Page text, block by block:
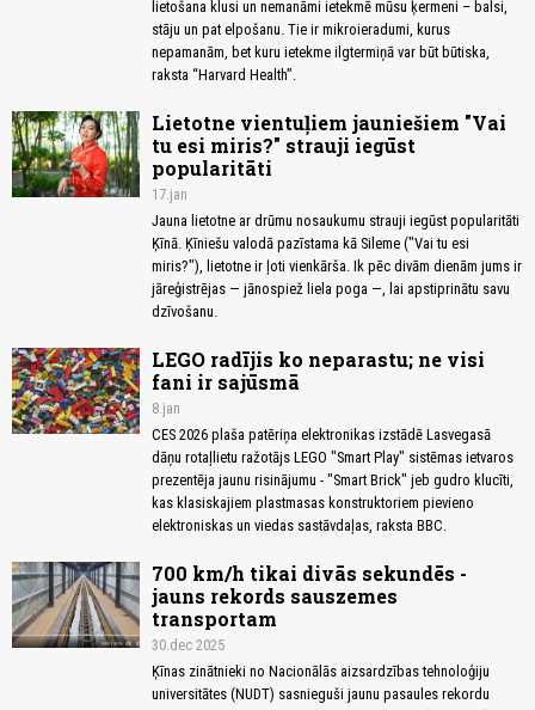
lietošana klusi un nemanāmi ietekmē mūsu ķermeni – balsi,
stāju un pat elpošanu. Tie ir mikroieradumi, kurus
nepamanām, bet kuru ietekme ilgtermiņā var būt būtiska,
raksta “Harvard Health”.
Lietotne vientuļiem jauniešiem "Vai
tu esi miris?" strauji iegūst
popularitāti
17.jan
Jauna lietotne ar drūmu nosaukumu strauji iegūst popularitāti
Ķīnā. Ķīniešu valodā pazīstama kā Sileme ("Vai tu esi
miris?"), lietotne ir ļoti vienkārša. Ik pēc divām dienām jums ir
jāreģistrējas — jānospiež liela poga —, lai apstiprinātu savu
dzīvošanu.
LEGO radījis ko neparastu; ne visi
fani ir sajūsmā
8.jan
CES 2026 plaša patēriņa elektronikas izstādē Lasvegasā
dāņu rotaļlietu ražotājs LEGO "Smart Play" sistēmas ietvaros
prezentēja jaunu risinājumu - "Smart Brick" jeb gudro klucīti,
kas klasiskajiem plastmasas konstruktoriem pievieno
elektroniskas un viedas sastāvdaļas, raksta BBC.
700 km/h tikai divās sekundēs -
jauns rekords sauszemes
transportam
30.dec 2025
Ķīnas zinātnieki no Nacionālās aizsardzības tehnoloģiju
universitātes (NUDT) sasnieguši jaunu pasaules rekordu